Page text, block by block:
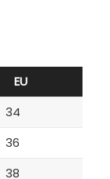
EU
34
36
38